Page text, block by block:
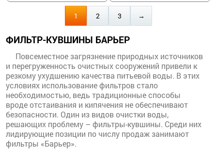
1 2 3 →
ФИЛЬТР-КУВШИНЫ БАРЬЕР
Повсеместное загрязнение природных источников
и перегруженность очистных сооружений привели к
резкому ухудшению качества питьевой воды. В этих
условиях использование фильтров стало
необходимостью, ведь традиционные способы
вроде отстаивания и кипячения не обеспечивают
безопасности. Один из видов очистки воды,
решающих проблему – фильтры-кувшины. Среди них
лидирующие позиции по числу продаж занимают
фильтры «Барьер».